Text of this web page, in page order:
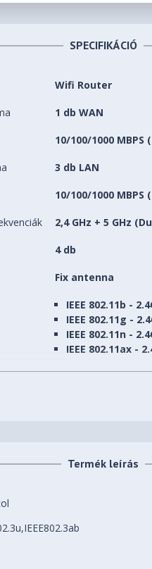
SPECIFIKÁCIÓ
Wifi Router
1 db WAN
10/100/1000 MBPS
3 db LAN
10/100/1000 MBPS
2,4 GHz + 5 GHz
4 db
Fix antenna
IEEE 802.11b -
IEEE 802.11g -
IEEE 802.11n -
IEEE 802.11ax -
1201Mbps
Mu-mimo
Termék leírás